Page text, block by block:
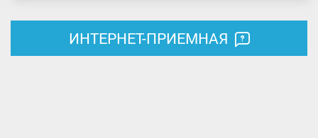
ИНТЕРНЕТ-ПРИЕМНАЯ